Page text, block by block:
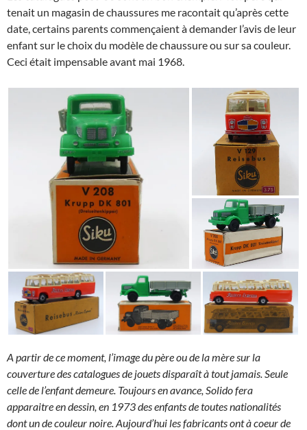
tenait un magasin de chaussures me racontait qu’après cette
date, certains parents commençaient à demander l’avis de leur
enfant sur le choix du modèle de chaussure ou sur sa couleur.
Ceci était impensable avant mai 1968.
A partir de ce moment, l’image du père ou de la mère sur la
couverture des catalogues de jouets disparaît à tout jamais. Seule
celle de l’enfant demeure. Toujours en avance, Solido fera
apparaitre en dessin, en 1973 des enfants de toutes nationalités
dont un de couleur noire. Aujourd’hui les fabricants ont à coeur de